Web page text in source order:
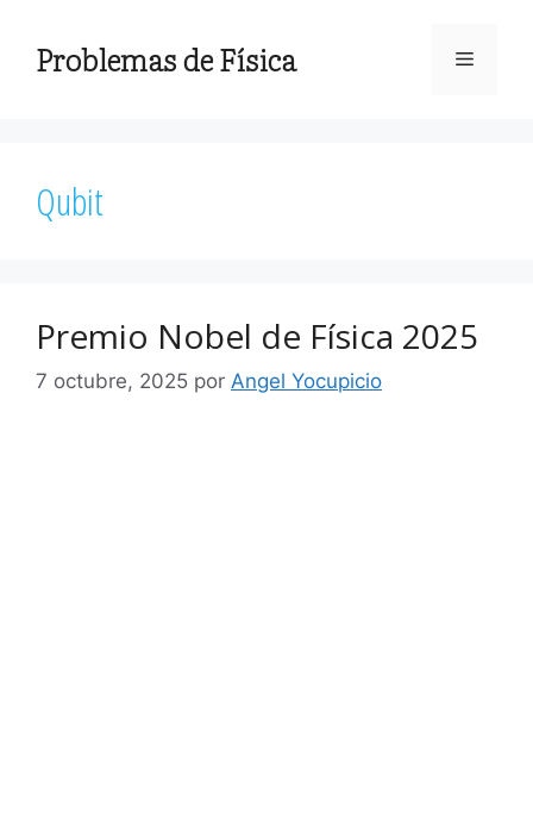
contenido
Problemas de Física Menú
Qubit
Premio Nobel de Física 2025
7 octubre, 2025 por Angel Yocupicio